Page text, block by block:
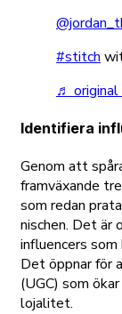
#stitch
♬ original
Identifiera
Genom att
framväxande
som redan
nischen. Det
influencers
Det öppnar för
(UGC) som
lojalitet.